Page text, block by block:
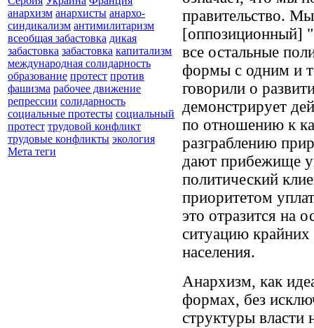
анархизм анархисты анархо-
синдикализм антимилитаризм
всеобщая забастовка дикая
забастовка забастовка капитализм
международная солидарность
образование протест против
фашизма рабочее движение
репрессии солидарность
социальные протесты социальный
протест трудовой конфликт
трудовые конфликты экология
Мета теги
правительство.
[оппозиционный]
все остальные
формы с одним и
говорили о
демонстрирует
по отношению к
разграблению
дают прибежище
политический
приоритетом
это отразится на
ситуацию крайних
населения.
Анархизм, как
формах, без
структуры